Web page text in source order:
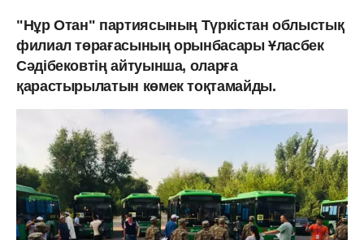
"Нұр Отан" партиясының Түркістан облыстық
филиал төрағасының орынбасары Ұласбек
Сәдібековтің айтуынша, оларға
қарастырылатын көмек тоқтамайды.